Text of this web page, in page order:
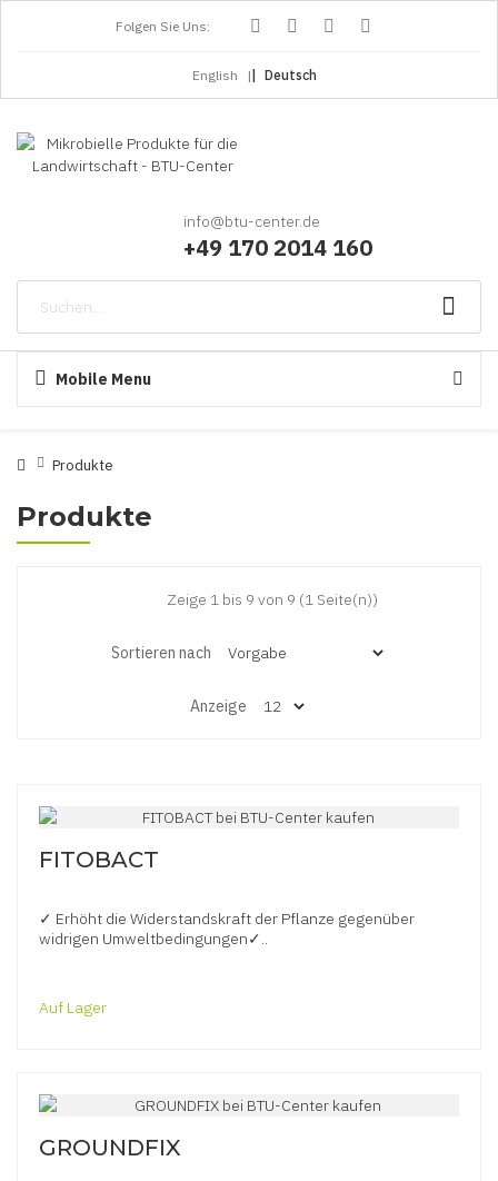
Folgen Sie Uns:
English Deutsch
info@btu-center.de
+49 170 2014 160
Mobile Menu
Produkte
Produkte
Zeige 1 bis 9 von 9 (1 Seite(n))
Sortieren nach
Anzeige
FITOBACT
✓ Erhöht die Widerstandskraft der Pflanze gegenüber
widrigen Umweltbedingungen✓..
Auf Lager
GROUNDFIX